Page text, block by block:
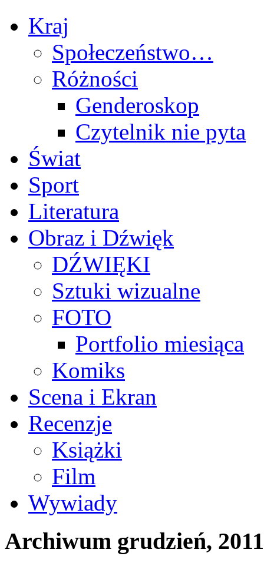
Kraj
Społeczeństwo…
Różności
Genderoskop
Czytelnik nie pyta
Świat
Sport
Literatura
Obraz i Dźwięk
DŹWIĘKI
Sztuki wizualne
FOTO
Portfolio miesiąca
Komiks
Scena i Ekran
Recenzje
Książki
Film
Wywiady
Archiwum grudzień, 2011